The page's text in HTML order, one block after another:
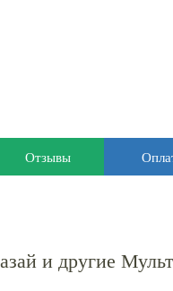
Отзывы
и другие